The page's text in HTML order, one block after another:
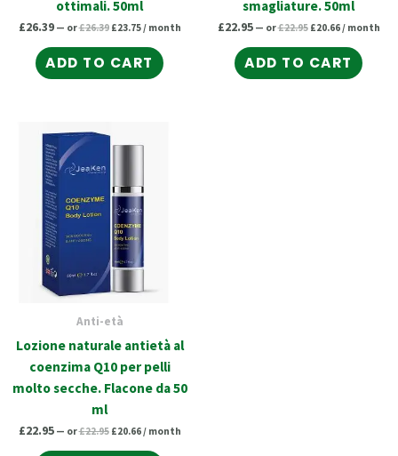
ottimali. 50ml
£26.39 — or£26.39 £23.75 / month
ADD TO CART
smagliature. 50ml
£22.95 — or£22.95 £20.66 / month
ADD TO CART
Anti-età
Lozione naturale antietà al
coenzima Q10 per pelli
molto secche. Flacone da 50
ml
£22.95 — or£22.95
price
£20.66 / month